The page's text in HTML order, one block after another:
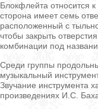
Блокфлейта относится
сторона имеет семь
расположенный с
чтобы закрыть
комбинации под
Среди группы
музыкальный
Звучание инструмента
произведениях И.С.